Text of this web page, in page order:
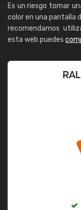
Es un riesgo tomar
color en una pantalla
recomendamos
esta web puedes